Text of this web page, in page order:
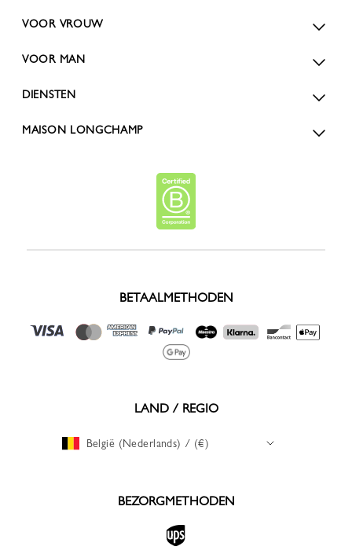
VOOR VROUW
VOOR MAN
DIENSTEN
MAISON LONGCHAMP
BETAALMETHODEN
LAND / REGIO
België (Nederlands) / (€)
BEZORGMETHODEN